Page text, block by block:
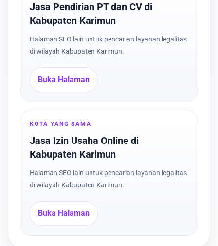
Jasa Pendirian PT dan CV di
Kabupaten Karimun
Halaman SEO lain untuk pencarian layanan legalitas
di wilayah Kabupaten Karimun.
Buka Halaman
KOTA YANG SAMA
Jasa Izin Usaha Online di
Kabupaten Karimun
Halaman SEO lain untuk pencarian layanan legalitas
di wilayah Kabupaten Karimun.
Buka Halaman